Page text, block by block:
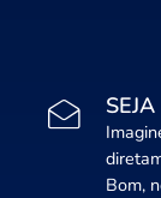
Bom,